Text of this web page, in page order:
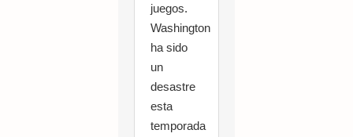
juegos.
Washington
ha sido
un
desastre
esta
temporada